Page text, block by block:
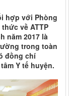
hợp với Phòng
về ATTP
năm 2017 là
trong toàn
đồng chí
Y tế huyện.